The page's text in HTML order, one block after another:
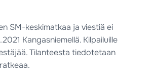
SM-keskimatkaa ja viestiä ei
Kangasniemellä. Kilpailuille
Tilanteesta tiedotetaan